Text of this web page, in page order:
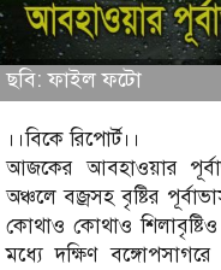
ছবি: ফাইল ফটো
।।বিকে রিপোর্ট।।
আজকের আবহাওয়ার
অঞ্চলে বজ্রসহ বৃষ্টির
কোথাও কোথাও
মধ্যে দক্ষিণ